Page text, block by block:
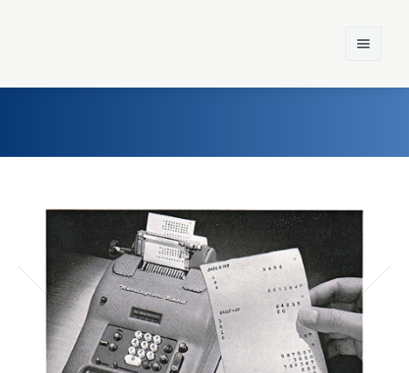
Einst und Heute
Konzerne
Epoche